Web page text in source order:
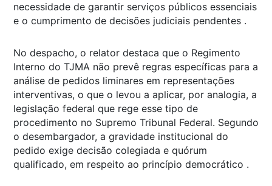
necessidade de garantir serviços públicos essenciais
e o cumprimento de decisões judiciais pendentes .
No despacho, o relator destaca que o Regimento
Interno do TJMA não prevê regras específicas para a
análise de pedidos liminares em representações
interventivas, o que o levou a aplicar, por analogia, a
legislação federal que rege esse tipo de
procedimento no Supremo Tribunal Federal. Segundo
o desembargador, a gravidade institucional do
pedido exige decisão colegiada e quórum
qualificado, em respeito ao princípio democrático .